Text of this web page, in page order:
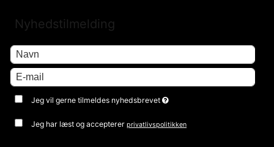
Nyhedstilmelding
Jeg vil gerne tilmeldes nyhedsbrevet
Jeg har læst og acceptererprivatlivspolitikken